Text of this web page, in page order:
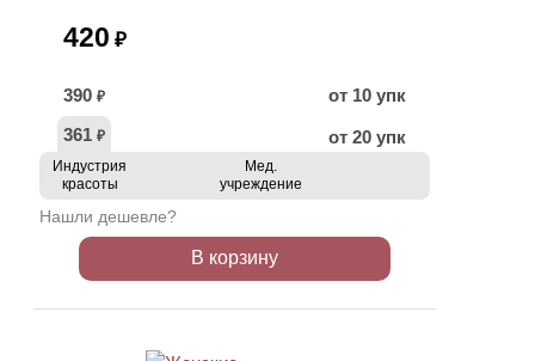
420 ₽
390 ₽
от 10 упк
361 ₽ от 20 упк
Индустрия
красоты
Мед.
учреждение
Нашли дешевле?
В корзину